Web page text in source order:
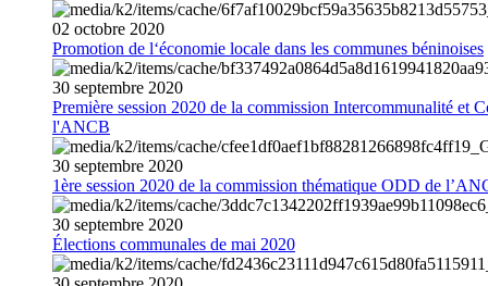
02 octobre 2020
Promotion de l‘économie locale dans les communes béninoises
30 septembre 2020
Première session 2020 de la commission Intercommunalité et
l'ANCB
30 septembre 2020
1ère session 2020 de la commission thématique ODD de
30 septembre 2020
Élections communales de mai 2020